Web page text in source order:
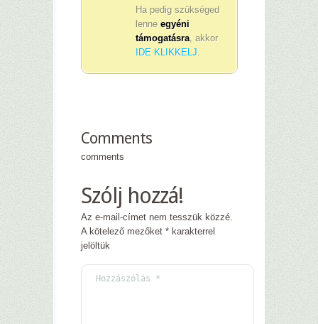
Ha pedig szükséged
lenne egyéni
támogatásra, akkor
IDE KLIKKELJ.
Comments
comments
Szólj hozzá!
Az e-mail-címet nem tesszük közzé.
A kötelező mezőket * karakterrel
jelöltük